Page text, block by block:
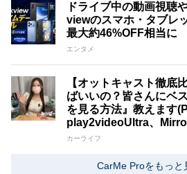
ドライブ中の動画視聴
viewのスマホ・タブレ
最大約46%OFF相当に
エンタメ
【オットキャスト徹底
ばいいの？皆さんにベ
を見る方法』教えます
play2videoUltra、
カーライフ
CarMe Proをもっと